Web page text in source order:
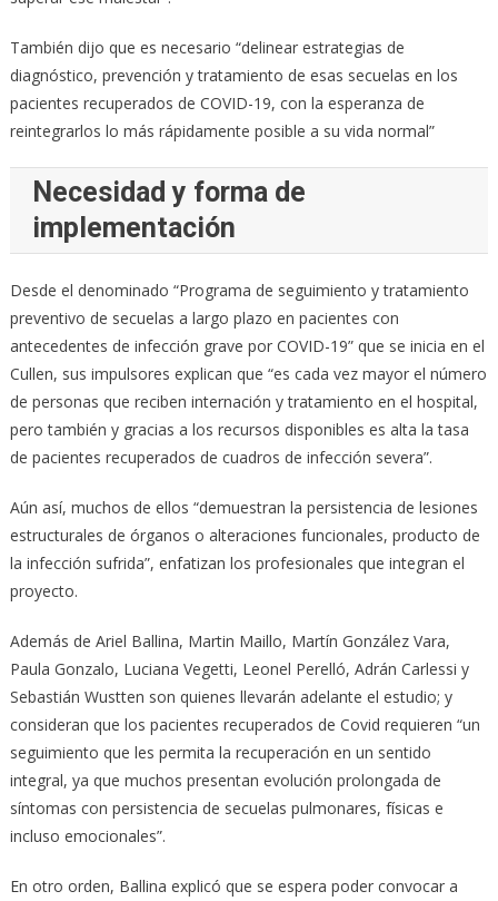
También dijo que es necesario “delinear estrategias de
diagnóstico, prevención y tratamiento de esas secuelas en los
pacientes recuperados de COVID-19, con la esperanza de
reintegrarlos lo más rápidamente posible a su vida normal”
Necesidad y forma de
implementación
Desde el denominado “Programa de seguimiento y tratamiento
preventivo de secuelas a largo plazo en pacientes con
antecedentes de infección grave por COVID-19” que se inicia en el
Cullen, sus impulsores explican que “es cada vez mayor el número
de personas que reciben internación y tratamiento en el hospital,
pero también y gracias a los recursos disponibles es alta la tasa
de pacientes recuperados de cuadros de infección severa”.
Aún así, muchos de ellos “demuestran la persistencia de lesiones
estructurales de órganos o alteraciones funcionales, producto de
la infección sufrida”, enfatizan los profesionales que integran el
proyecto.
Además de Ariel Ballina, Martin Maillo, Martín González Vara,
Paula Gonzalo, Luciana Vegetti, Leonel Perelló, Adrán Carlessi y
Sebastián Wustten son quienes llevarán adelante el estudio; y
consideran que los pacientes recuperados de Covid requieren “un
seguimiento que les permita la recuperación en un sentido
integral, ya que muchos presentan evolución prolongada de
síntomas con persistencia de secuelas pulmonares, físicas e
incluso emocionales”.
En otro orden, Ballina explicó que se espera poder convocar a